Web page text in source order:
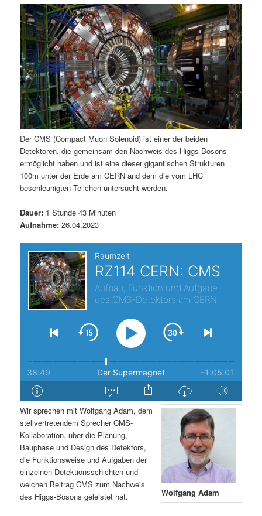
ä
r
e
n
I
n
h
l
t
s
p
n
g
e
n
n
d
ä
r
e
n
I
h
a
l
t
r
i
n
g
e
n
a
v
i
g
a
t
i
o
n
Der CMS (Compact Muon Solenoid) ist einer der beiden
Detektoren, die gemeinsam den Nachweis des Higgs-Bosons
ermöglicht haben und ist eine dieser gigantischen Strukturen
100m unter der Erde am CERN and dem die vom LHC
beschleunigten Teilchen untersucht werden.
Dauer: 1 Stunde 43 Minuten
Aufnahme: 26.04.2023
Wolfgang Adam
Wir sprechen mit Wolfgang Adam, dem
stellvertretendem Sprecher CMS-
Kollaboration, über die Planung,
Bauphase und Design des Detektors,
die Funktionsweise und Aufgaben der
einzelnen Detektionsschichten und
welchen Beitrag CMS zum Nachweis
des Higgs-Bosons geleistet hat.